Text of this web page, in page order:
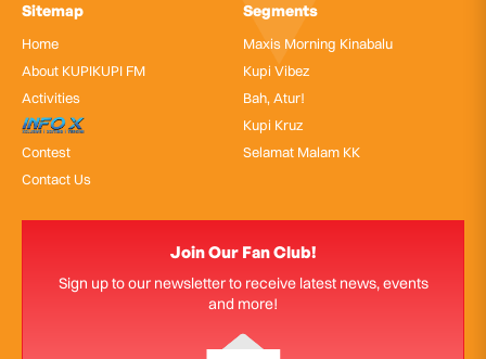
Sitemap
Home
About KUPIKUPI FM
Activities
InfoX
Contest
Contact Us
Segments
Maxis Morning Kinabalu
Kupi Vibez
Bah, Atur!
Kupi Kruz
Selamat Malam KK
Join Our Fan Club!
Sign up to our newsletter to receive latest news, events
and more!